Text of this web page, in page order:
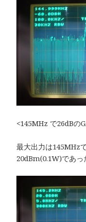
<145MHz で26dB
最大出力は145MHz
20dBm(0.1W)であっ